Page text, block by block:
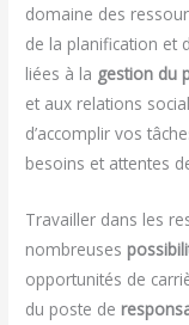
domaine des
de la planification et
liées à la gestion du
et aux relations
d’accomplir vos
besoins et attentes
Travailler dans les
nombreuses
opportunités de
du poste de